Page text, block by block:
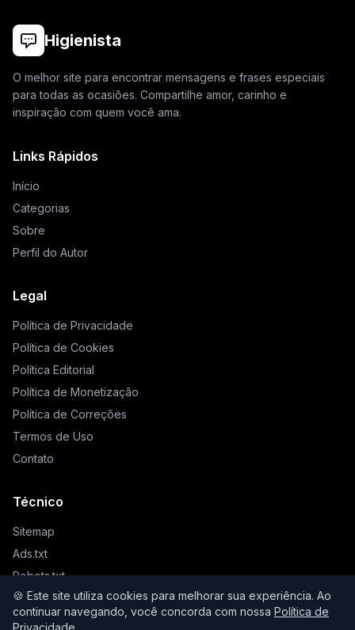
🍪 Este site utiliza cookies para melhorar sua experiência. Ao
continuar navegando, você concorda com nossa Política de
Privacidade
Higienista
O melhor site para encontrar mensagens e frases especiais
para todas as ocasiões. Compartilhe amor, carinho e
inspiração com quem você ama.
Links Rápidos
Início
Categorias
Sobre
Perfil do Autor
Legal
Política de Privacidade
Política de Cookies
Política Editorial
Política de Monetização
Política de Correções
Termos de Uso
Contato
Técnico
Sitemap
Ads.txt
Robots.txt
Llms.txt